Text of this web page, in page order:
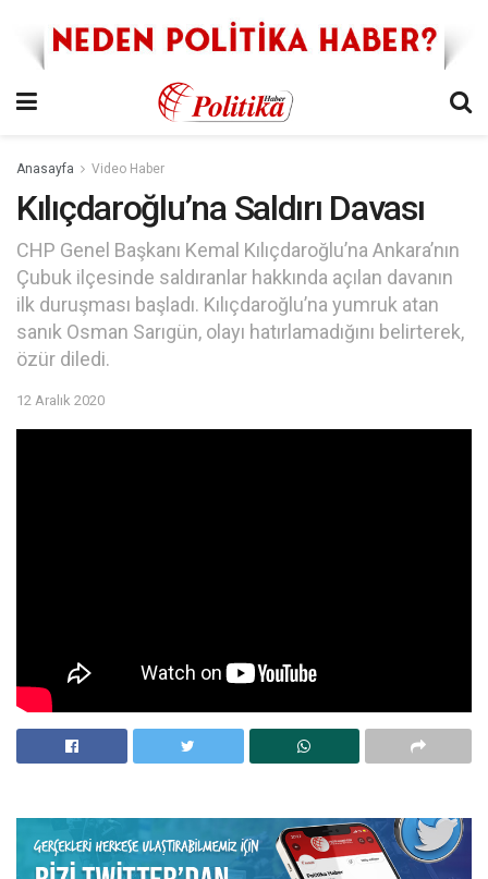
Anasayfa Video Haber
Kılıçdaroğlu’na Saldırı Davası
CHP Genel Başkanı Kemal Kılıçdaroğlu’na Ankara’nın
Çubuk ilçesinde saldıranlar hakkında açılan davanın
ilk duruşması başladı. Kılıçdaroğlu’na yumruk atan
sanık Osman Sarıgün, olayı hatırlamadığını belirterek,
özür diledi.
12 Aralık 2020